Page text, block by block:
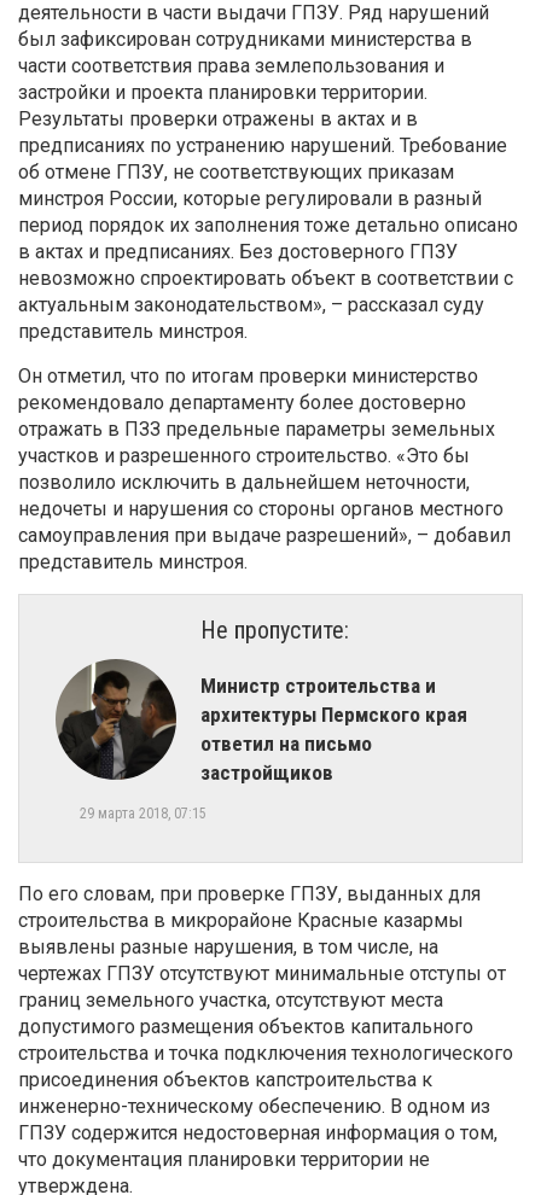
деятельности в части выдачи ГПЗУ. Ряд нарушений
был зафиксирован сотрудниками министерства в
части соответствия права землепользования и
застройки и проекта планировки территории.
Результаты проверки отражены в актах и в
предписаниях по устранению нарушений. Требование
об отмене ГПЗУ, не соответствующих приказам
минстроя России, которые регулировали в разный
период порядок их заполнения тоже детально описано
в актах и предписаниях. Без достоверного ГПЗУ
невозможно спроектировать объект в соответствии с
актуальным законодательством», – рассказал суду
представитель минстроя.
Он отметил, что по итогам проверки министерство
рекомендовало департаменту более достоверно
отражать в ПЗЗ предельные параметры земельных
участков и разрешенного строительство. «Это бы
позволило исключить в дальнейшем неточности,
недочеты и нарушения со стороны органов местного
самоуправления при выдаче разрешений», – добавил
представитель минстроя.
Не пропустите:
Министр строительства и
архитектуры Пермского края
ответил на письмо
застройщиков
29 марта 2018, 07:15
По его словам, при проверке ГПЗУ, выданных для
строительства в микрорайоне Красные казармы
выявлены разные нарушения, в том числе, на
чертежах ГПЗУ отсутствуют минимальные отступы от
границ земельного участка, отсутствуют места
допустимого размещения объектов капитального
строительства и точка подключения технологического
присоединения объектов капстроительства к
инженерно-техническому обеспечению. В одном из
ГПЗУ содержится недостоверная информация о том,
что документация планировки территории не
утверждена.